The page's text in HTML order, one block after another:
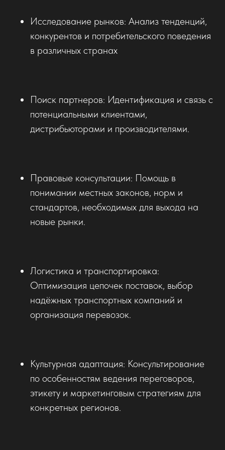
Исследование рынков: Анализ тенденций,
конкурентов и потребительского поведения
в различных странах
Поиск партнеров: Идентификация и связь с
потенциальными клиентами,
дистрибьюторами и производителями.
Правовые консультации: Помощь в
понимании местных законов, норм и
стандартов, необходимых для выхода на
новые рынки.
Логистика и транспортировка:
Оптимизация цепочек поставок, выбор
надёжных транспортных компаний и
организация перевозок.
Культурная адаптация: Консультирование
по особенностям ведения переговоров,
этикету и маркетинговым стратегиям для
конкретных регионов.